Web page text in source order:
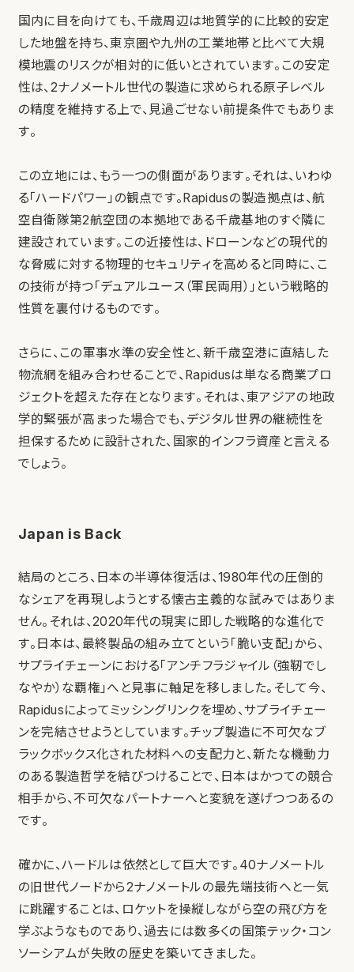
国内に目を向けても、千歳周辺は地質学的に比較的安定
した地盤を持ち、東京圏や九州の工業地帯と比べて大規
模地震のリスクが相対的に低いとされています。この安定
性は、2ナノメートル世代の製造に求められる原子レベル
の精度を維持する上で、見過ごせない前提条件でもありま
す。
この立地には、もう一つの側面があります。それは、いわゆ
る「ハードパワー」の観点です。Rapidusの製造拠点は、航
空自衛隊第2航空団の本拠地である千歳基地のすぐ隣に
建設されています。この近接性は、ドローンなどの現代的
な脅威に対する物理的セキュリティを高めると同時に、こ
の技術が持つ「デュアルユース（軍民両用）」という戦略的
性質を裏付けるものです。
さらに、この軍事水準の安全性と、新千歳空港に直結した
物流網を組み合わせることで、Rapidusは単なる商業プロ
ジェクトを超えた存在となります。それは、東アジアの地政
学的緊張が高まった場合でも、デジタル世界の継続性を
担保するために設計された、国家的インフラ資産と言える
でしょう。
Japan is Back
結局のところ、日本の半導体復活は、1980年代の圧倒的
なシェアを再現しようとする懐古主義的な試みではありま
せん。それは、2020年代の現実に即した戦略的な進化で
す。日本は、最終製品の組み立てという「脆い支配」から、
サプライチェーンにおける「アンチフラジャイル（強靭でし
なやか）な覇権」へと見事に軸足を移しました。そして今、
Rapidusによってミッシングリンクを埋め、サプライチェー
ンを完結させようとしています。チップ製造に不可欠なブ
ラックボックス化された材料への支配力と、新たな機動力
のある製造哲学を結びつけることで、日本はかつての競合
相手から、不可欠なパートナーへと変貌を遂げつつあるの
です。
確かに、ハードルは依然として巨大です。40ナノメートル
の旧世代ノードから2ナノメートルの最先端技術へと一気
に跳躍することは、ロケットを操縦しながら空の飛び方を
学ぶようなものであり、過去には数多くの国策テック・コン
ソーシアムが失敗の歴史を築いてきました。